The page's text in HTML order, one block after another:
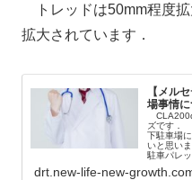
トレッドは50mm程度
拡大されています．
【メル
場事情に
ズです．
下駐車場
いと思い
駐車パレッ
drt.new-life-new-